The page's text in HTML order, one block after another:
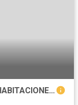
SE ALQUILA DEPARTAMENTO DE 3 HABITACIONES ? HILARIO MENDIVIL